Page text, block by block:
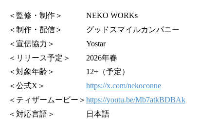
＜監修・制作＞ NEKO WORKs
＜制作・配信＞ グッドスマイルカンパニー
＜宣伝協力＞ Yostar
＜リリース予定＞ 2026年春
＜対象年齢＞ 12+（予定）
＜公式X＞ https://x.com/nekoconne
＜ティザームービー＞ https://youtu.be/Mb7atkBDBAk
＜対応言語＞ 日本語